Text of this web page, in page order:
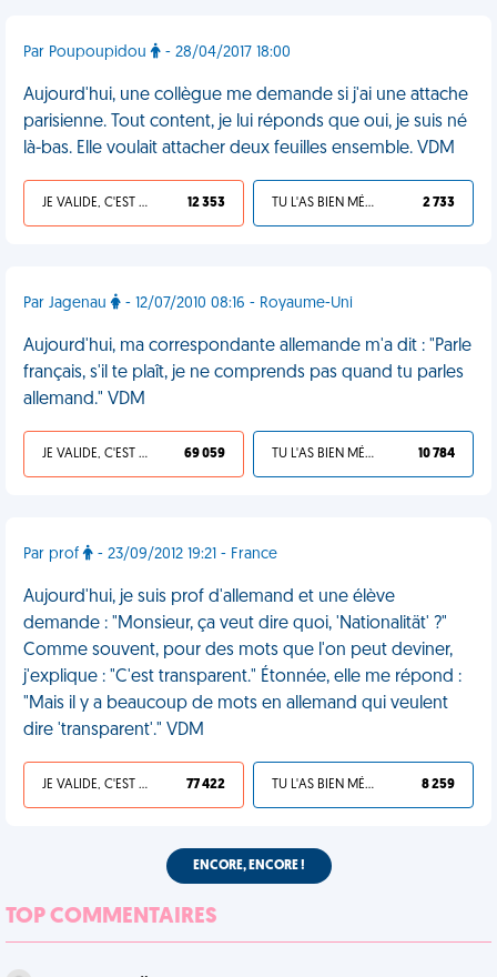
Par Poupoupidou - 28/04/2017 18:00
Aujourd'hui, une collègue me demande si j'ai une attache
parisienne. Tout content, je lui réponds que oui, je suis né
là-bas. Elle voulait attacher deux feuilles ensemble. VDM
JE VALIDE, C'EST UNE VDM 12 353 TU L'AS BIEN MÉRITÉ 2 733
Par Jagenau - 12/07/2010 08:16 - Royaume-Uni
Aujourd'hui, ma correspondante allemande m'a dit : "Parle
français, s'il te plaît, je ne comprends pas quand tu parles
allemand." VDM
JE VALIDE, C'EST UNE VDM 69 059 TU L'AS BIEN MÉRITÉ 10 784
Par prof - 23/09/2012 19:21 - France
Aujourd'hui, je suis prof d'allemand et une élève
demande : "Monsieur, ça veut dire quoi, 'Nationalität' ?"
Comme souvent, pour des mots que l'on peut deviner,
j'explique : "C'est transparent." Étonnée, elle me répond :
"Mais il y a beaucoup de mots en allemand qui veulent
dire 'transparent'." VDM
JE VALIDE, C'EST UNE VDM 77 422 TU L'AS BIEN MÉRITÉ 8 259
ENCORE, ENCORE !
TOP COMMENTAIRES